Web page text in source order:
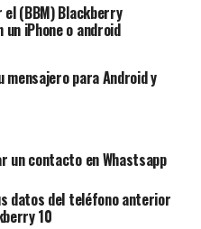
el (BBM) Blackberry
un iPhone o android
mensajero para Android y
un contacto en Whastsapp
datos del teléfono anterior
10